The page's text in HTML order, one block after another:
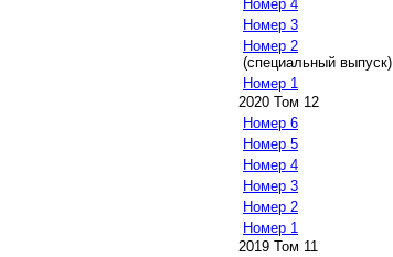
Номер 4
Номер 3
Номер 2
(специальный выпуск)
Номер 1
2020 Том 12
Номер 6
Номер 5
Номер 4
Номер 3
Номер 2
Номер 1
2019 Том 11